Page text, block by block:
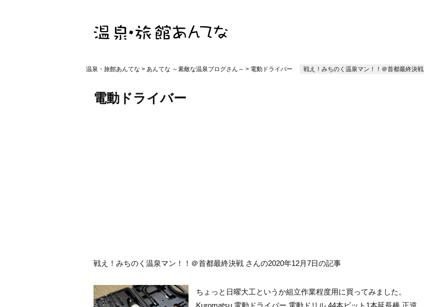
温泉・旅館あんてな > あんてな ～素敵な温泉ブログさん～ > 電動ドライバー 戦え！みちのく温泉マン！！＠首都最終決戦
電動ドライバー
戦え！みちのく温泉マン！！＠首都最終決戦 さんの2020年12月7日の記事
ちょっと日曜大工というか組立作業程度用に買ってみました。
Kuromatsu 電動ドライバー 電動ドリル 44本ビット1本延長棒 正逆